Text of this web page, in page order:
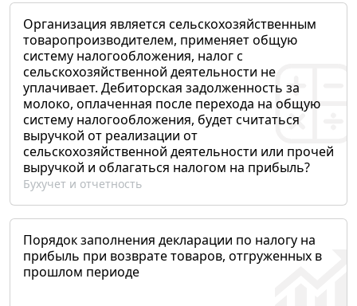
Организация является сельскохозяйственным
товаропроизводителем, применяет общую
систему налогообложения, налог с
сельскохозяйственной деятельности не
уплачивает. Дебиторская задолженность за
молоко, оплаченная после перехода на общую
систему налогообложения, будет считаться
выручкой от реализации от
сельскохозяйственной деятельности или прочей
выручкой и облагаться налогом на прибыль?
Бухучет и отчетность
Порядок заполнения декларации по налогу на
прибыль при возврате товаров, отгруженных в
прошлом периоде